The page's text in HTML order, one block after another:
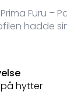
Furu –
hadde
hytter